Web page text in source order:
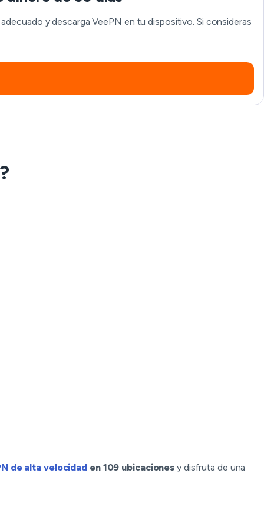
y descarga VeePN en tu dispositivo. Si consideras
de alta velocidad en 109 ubicaciones y disfruta de una